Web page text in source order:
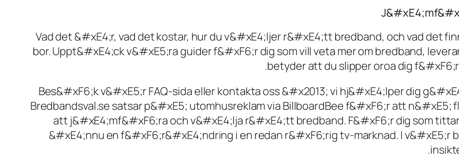
Vad det &#xE4;r, vad det kostar, hur du v&#xE4;ljer r&#xE4;tt bredband, och vad det
bor. Uppt&#xE4;ck v&#xE5;ra guider f&#xF6;r dig som vill veta mer om bredband,
betyder att du slipper oroa dig
Bes&#xF6;k v&#xE5;r FAQ-sida eller kontakta oss &#x2013; vi hj&#xE4;lper dig
Bredbandsval.se satsar p&#xE5; utomhusreklam via BillboardBee f&#xF6;r att
att j&#xE4;mf&#xF6;ra och v&#xE4;lja r&#xE4;tt bredband. F&#xF6;r dig som
&#xE4;nnu en f&#xF6;r&#xE4;ndring i en redan r&#xF6;rig tv-marknad. I v&#xE5;r